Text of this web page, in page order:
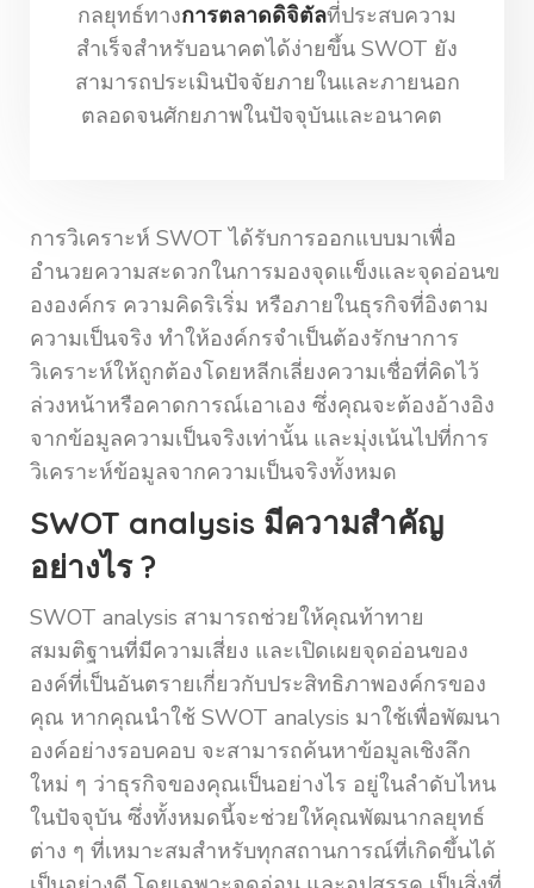
กลยุทธ์ทางการตลาดดิจิตัลที่ประสบความ
สำเร็จสำหรับอนาคตได้ง่ายขึ้น SWOT ยัง
สามารถประเมินปัจจัยภายในและภายนอก
ตลอดจนศักยภาพในปัจจุบันและอนาคต
การวิเคราะห์ SWOT ได้รับการออกแบบมาเพื่อ
อำนวยความสะดวกในการมองจุดแข็งและจุดอ่อนข
ององค์กร ความคิดริเริ่ม หรือภายในธุรกิจที่อิงตาม
ความเป็นจริง ทำให้องค์กรจำเป็นต้องรักษาการ
วิเคราะห์ให้ถูกต้องโดยหลีกเลี่ยงความเชื่อที่คิดไว้
ล่วงหน้าหรือคาดการณ์เอาเอง ซึ่งคุณจะต้องอ้างอิง
จากข้อมูลความเป็นจริงเท่านั้น และมุ่งเน้นไปที่การ
วิเคราะห์ข้อมูลจากความเป็นจริงทั้งหมด
SWOT analysis มีความสำคัญ
อย่างไร ?
SWOT analysis สามารถช่วยให้คุณท้าทาย
สมมติฐานที่มีความเสี่ยง และเปิดเผยจุดอ่อนของ
องค์ที่เป็นอันตรายเกี่ยวกับประสิทธิภาพองค์กรของ
คุณ หากคุณนำใช้ SWOT analysis มาใช้เพื่อพัฒนา
องค์อย่างรอบคอบ จะสามารถค้นหาข้อมูลเชิงลึก
ใหม่ ๆ ว่าธุรกิจของคุณเป็นอย่างไร อยู่ในลำดับไหน
ในปัจจุบัน ซึ่งทั้งหมดนี้จะช่วยให้คุณพัฒนากลยุทธ์
ต่าง ๆ ที่เหมาะสมสำหรับทุกสถานการณ์ที่เกิดขึ้นได้